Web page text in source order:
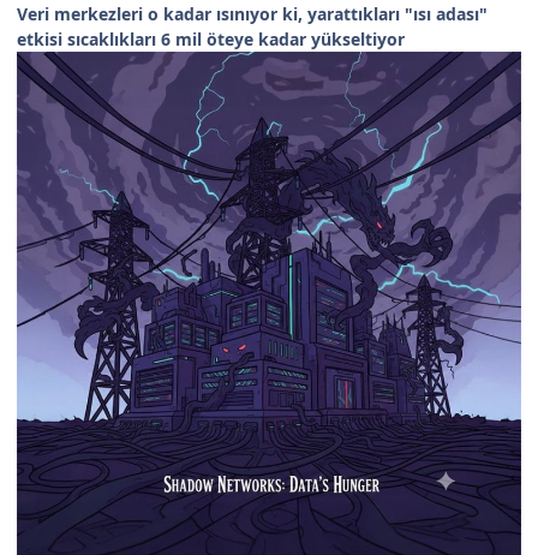
Veri merkezleri o kadar ısınıyor ki, yarattıkları "ısı adası"
etkisi sıcaklıkları 6 mil öteye kadar yükseltiyor